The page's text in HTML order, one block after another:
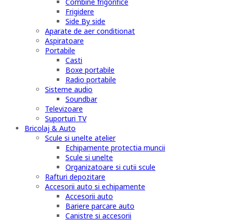
Frigidere
Side By side
Aparate de aer conditionat
Aspiratoare
Portabile
Casti
Boxe portabile
Radio portabile
Sisteme audio
Soundbar
Televizoare
Suporturi TV
Bricolaj & Auto
Scule si unelte atelier
Echipamente protectia muncii
Scule si unelte
Organizatoare si cutii scule
Rafturi depozitare
Accesorii auto si echipamente
Accesorii auto
Bariere parcare auto
Canistre si accesorii